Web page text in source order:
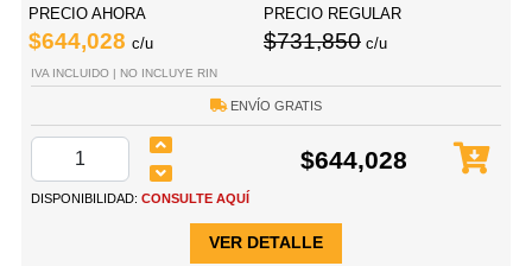
PRECIO AHORA
$644,028 c/u
PRECIO REGULAR
$731,850 c/u
IVA INCLUIDO | NO INCLUYE RIN
ENVÍO GRATIS
$644,028
DISPONIBILIDAD: CONSULTE AQUÍ
VER DETALLE